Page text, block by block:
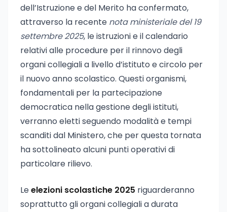
dell’Istruzione e del Merito ha confermato,
attraverso la recente nota ministeriale del 19
settembre 2025, le istruzioni e il calendario
relativi alle procedure per il rinnovo degli
organi collegiali a livello d’istituto e circolo per
il nuovo anno scolastico. Questi organismi,
fondamentali per la partecipazione
democratica nella gestione degli istituti,
verranno eletti seguendo modalità e tempi
scanditi dal Ministero, che per questa tornata
ha sottolineato alcuni punti operativi di
particolare rilievo.
Leelezioni scolastiche 2025 riguarderanno
soprattutto gli organi collegiali a durata